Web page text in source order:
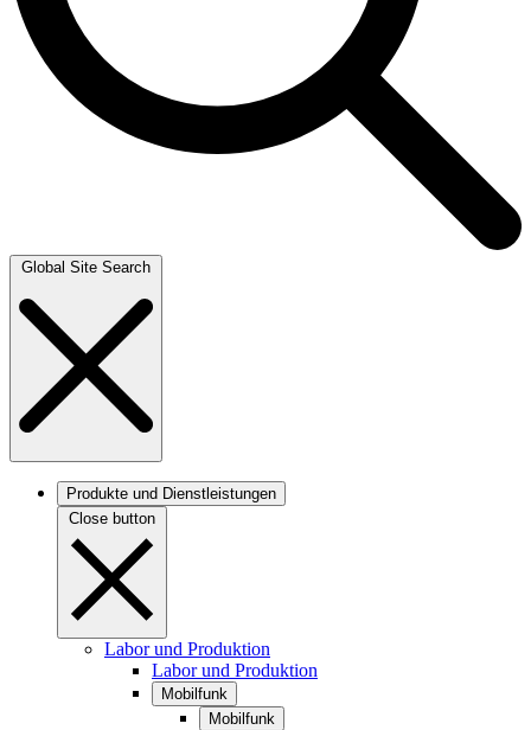
Global Site Search
Produkte und Dienstleistungen
Close button
Labor und Produktion
Labor und Produktion
Mobilfunk
Mobilfunk